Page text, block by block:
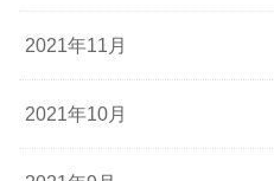
2021年11月
2021年10月